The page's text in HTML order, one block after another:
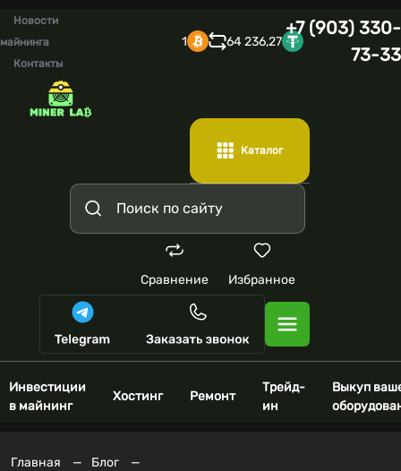
Новости
майнинга
Контакты
1 64 236,27
+7 (903) 330-
73-33
Каталог
Сравнение Избранное
Инвестиции
в майнинг
Хостинг Ремонт
Трейд-
ин
Выкуп
Главная — Блог
—